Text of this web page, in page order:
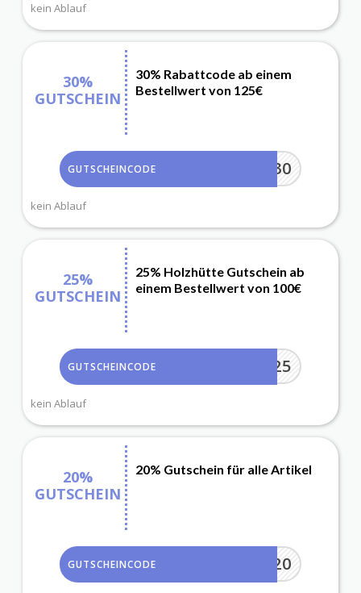
kein Ablauf
30%
GUTSCHEIN
30% Rabattcode ab einem
Bestellwert von 125€
BAUM30
GUTSCHEINCODE
kein Ablauf
25%
GUTSCHEIN
25% Holzhütte Gutschein ab
einem Bestellwert von 100€
WOOD25
GUTSCHEINCODE
kein Ablauf
20%
GUTSCHEIN
20% Gutschein für alle Artikel
ADCELL20
GUTSCHEINCODE